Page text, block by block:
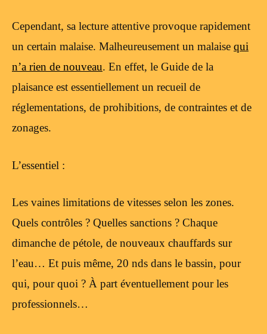
Cependant, sa lecture attentive provoque rapidement
un certain malaise. Malheureusement un malaise qui
n’a rien de nouveau. En effet, le Guide de la
plaisance est essentiellement un recueil de
réglementations, de prohibitions, de contraintes et de
zonages.
L’essentiel :
Les vaines limitations de vitesses selon les zones.
Quels contrôles ? Quelles sanctions ? Chaque
dimanche de pétole, de nouveaux chauffards sur
l’eau… Et puis même, 20 nds dans le bassin, pour
qui, pour quoi ? À part éventuellement pour les
professionnels…